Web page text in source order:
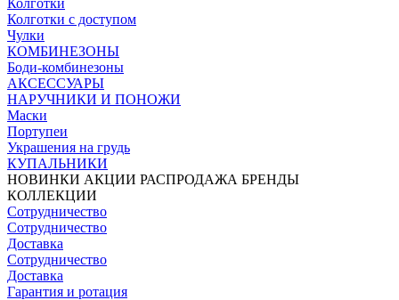
Колготки
Колготки с доступом
Чулки
КОМБИНЕЗОНЫ
Боди-комбинезоны
АКСЕССУАРЫ
НАРУЧНИКИ И ПОНОЖИ
Маски
Портупеи
Украшения на грудь
КУПАЛЬНИКИ
НОВИНКИ АКЦИИ РАСПРОДАЖА БРЕНДЫ
КОЛЛЕКЦИИ
Сотрудничество
Сотрудничество
Доставка
Сотрудничество
Доставка
Гарантия и ротация